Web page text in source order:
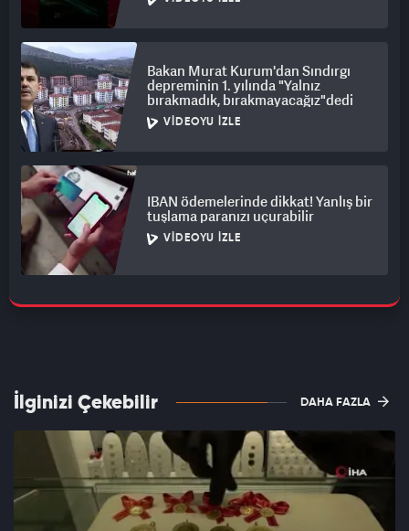
Bakan Murat Kurum'dan Sındırgı
depreminin 1. yılında "Yalnız
bırakmadık, bırakmayacağız"dedi
VIDEOYU İZLE
IBAN ödemelerinde dikkat! Yanlış bir
tuşlama paranızı uçurabilir
VIDEOYU İZLE
İlginizi Çekebilir DAHA FAZLA